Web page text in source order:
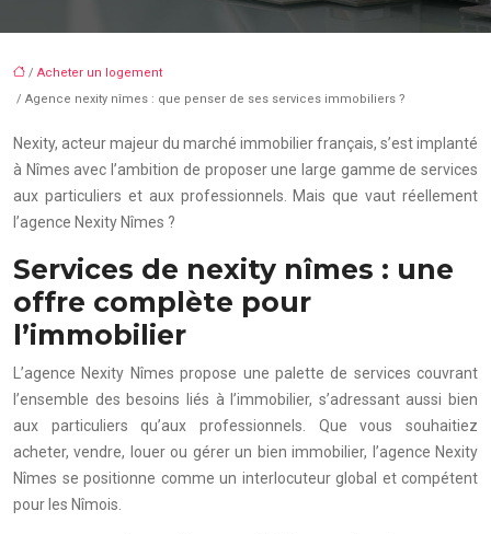
/ Acheter un logement
/ Agence nexity nîmes : que penser de ses services immobiliers ?
Nexity, acteur majeur du marché immobilier français, s’est implanté
à Nîmes avec l’ambition de proposer une large gamme de services
aux particuliers et aux professionnels. Mais que vaut réellement
l’agence Nexity Nîmes ?
Services de nexity nîmes : une
offre complète pour
l’immobilier
L’agence Nexity Nîmes propose une palette de services couvrant
l’ensemble des besoins liés à l’immobilier, s’adressant aussi bien
aux particuliers qu’aux professionnels. Que vous souhaitiez
acheter, vendre, louer ou gérer un bien immobilier, l’agence Nexity
Nîmes se positionne comme un interlocuteur global et compétent
pour les Nîmois.